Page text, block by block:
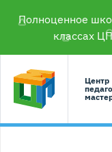
Полноценное
классах
Центр